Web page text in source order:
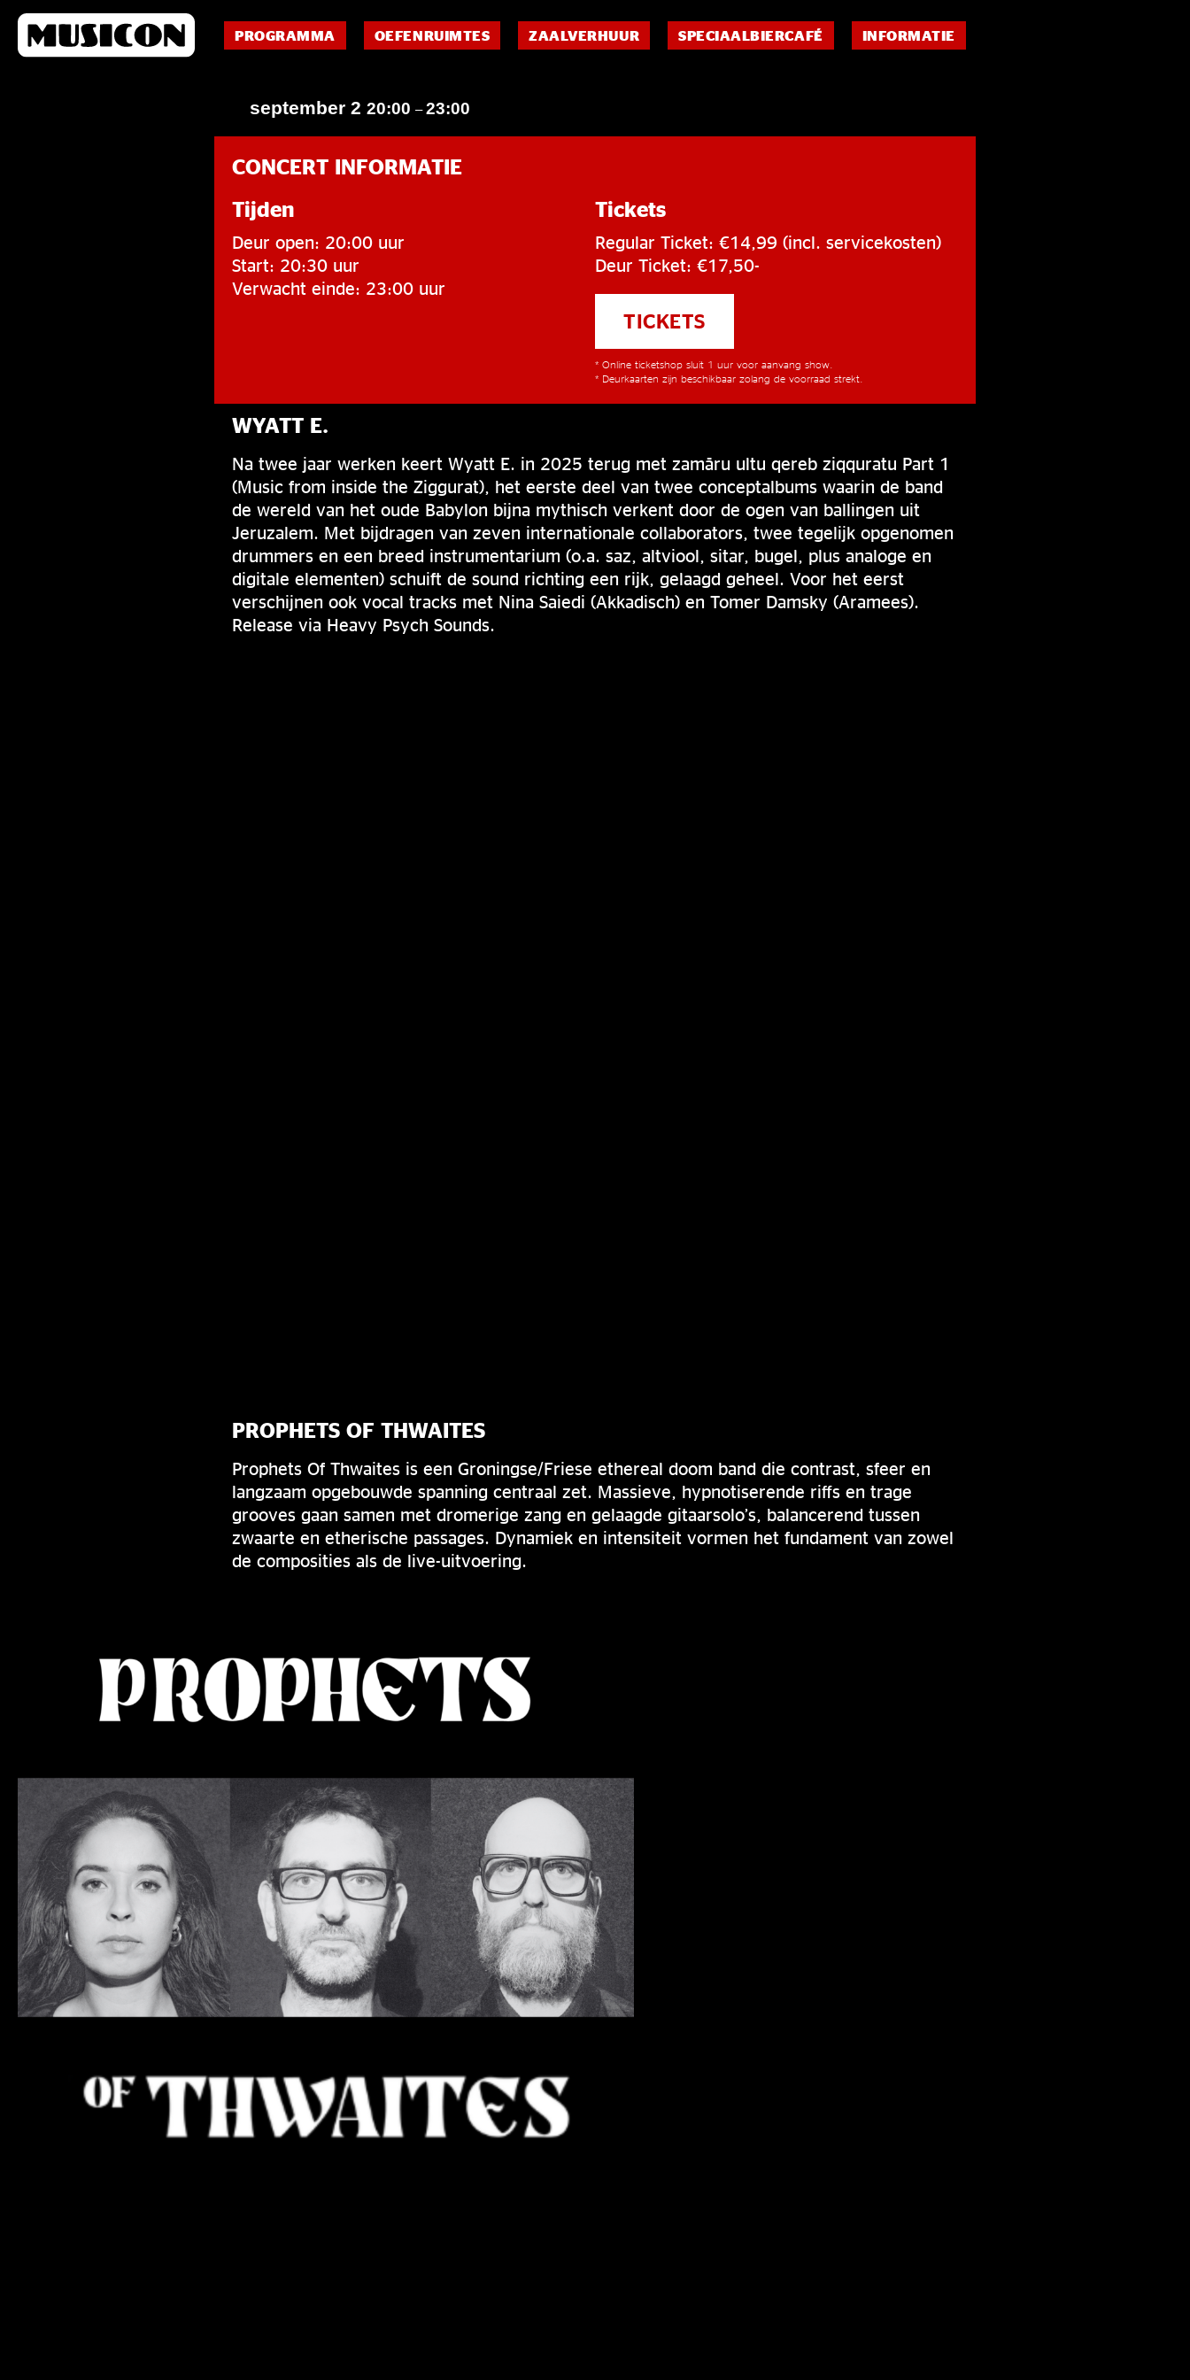
PROGRAMMA OEFENRUIMTES ZAALVERHUUR SPECIAALBIERCAFÉ INFORMATIE
september 2 20:00 –23:00
CONCERT INFORMATIE
Tijden
Deur open: 20:00 uur
Start: 20:30 uur
Verwacht einde: 23:00 uur
Tickets
Regular Ticket: €14,99 (incl. servicekosten)
Deur Ticket: €17,50-
TICKETS
* Online ticketshop sluit 1 uur voor aanvang show.
* Deurkaarten zijn beschikbaar zolang de voorraad strekt.
WYATT E.
Na twee jaar werken keert Wyatt E. in 2025 terug met zamāru ultu qereb ziqquratu Part 1
(Music from inside the Ziggurat), het eerste deel van twee conceptalbums waarin de band
de wereld van het oude Babylon bijna mythisch verkent door de ogen van ballingen uit
Jeruzalem. Met bijdragen van zeven internationale collaborators, twee tegelijk opgenomen
drummers en een breed instrumentarium (o.a. saz, altviool, sitar, bugel, plus analoge en
digitale elementen) schuift de sound richting een rijk, gelaagd geheel. Voor het eerst
verschijnen ook vocal tracks met Nina Saiedi (Akkadisch) en Tomer Damsky (Aramees).
Release via Heavy Psych Sounds.
PROPHETS OF THWAITES
Prophets Of Thwaites is een Groningse/Friese ethereal doom band die contrast, sfeer en
langzaam opgebouwde spanning centraal zet. Massieve, hypnotiserende riffs en trage
grooves gaan samen met dromerige zang en gelaagde gitaarsolo’s, balancerend tussen
zwaarte en etherische passages. Dynamiek en intensiteit vormen het fundament van zowel
de composities als de live-uitvoering.